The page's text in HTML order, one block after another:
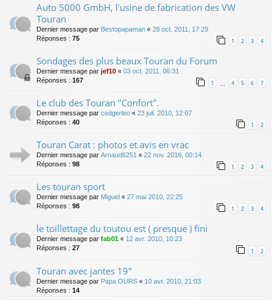
Auto 5000 GmbH, l'usine de fabrication des VW
Touran
Dernier message par Bestopapaman « 28 oct. 2011, 17:29
Réponses : 75 1 2 3 4
Sondages des plus beaux Touran du Forum
Dernier message par jef10 « 03 oct. 2011, 06:31
Réponses : 167 1 … 4 5 6 7
Le club des Touran "Confort".
Dernier message par cedgerleo « 23 juil. 2010, 12:07
Réponses : 40 1 2
Touran Carat : photos et avis en vrac
Dernier message par Arnaud6251 « 22 nov. 2016, 00:14
Réponses : 98 1 2 3 4
Les touran sport
Dernier message par Miguel « 27 mai 2010, 22:25
Réponses : 98 1 2 3 4
le toillettage du toutou est ( presque ) fini
Dernier message par fab01 « 12 avr. 2010, 10:23
Réponses : 27 1 2
Touran avec jantes 19"
Dernier message par Papa OURS « 10 avr. 2010, 21:03
Réponses : 14